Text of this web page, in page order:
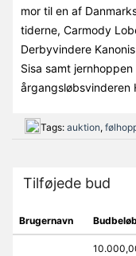
mor til en af
tiderne, Carmody
Derbyvindere
Sisa samt
årgangsløbsvinderen
Tags: auktion,
Tilføjede bud
Brugernavn Budbeløb